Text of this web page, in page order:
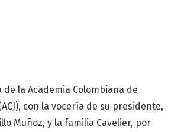
de la Academia Colombiana de
con la vocería de su presidente,
Muñoz, y la familia Cavelier, por